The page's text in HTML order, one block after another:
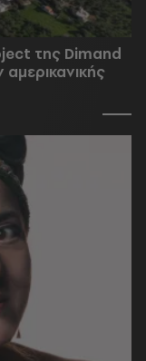
της Dimand